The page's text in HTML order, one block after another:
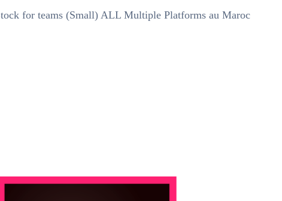
for teams (Small) ALL Multiple Platforms au Maroc